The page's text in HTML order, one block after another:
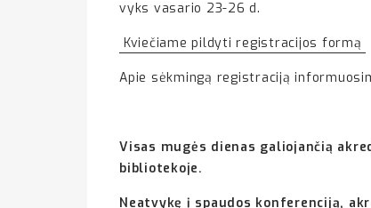
vyks vasario 23-26 d.
Kviečiame pildyti registracijos formą
Apie sėkmingą registraciją
Visas mugės dienas galiojančią
bibliotekoje.
Neatvykę į spaudos konferenciją,